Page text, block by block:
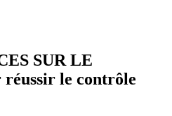
SUR LE
le contrôle